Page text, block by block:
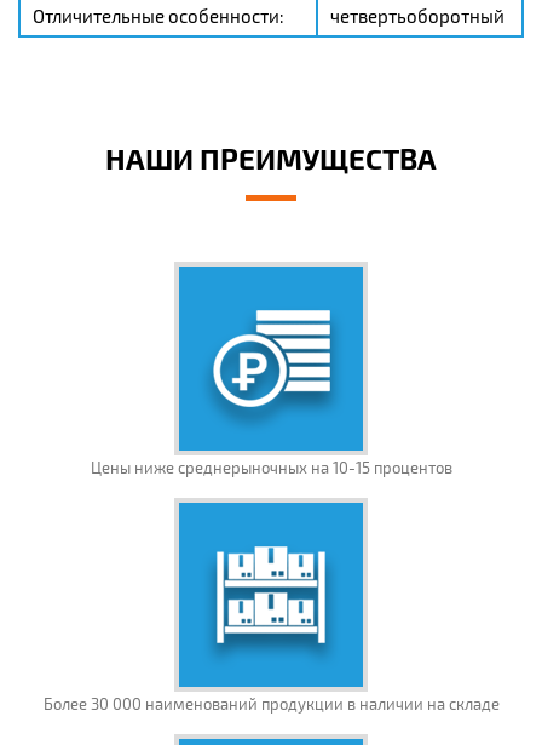
Отличительные особенности:
четвертьоборотный
НАШИ ПРЕИМУЩЕСТВА
Цены ниже среднерыночных на 10-15 процентов
Более 30 000 наименований продукции в наличии на складе